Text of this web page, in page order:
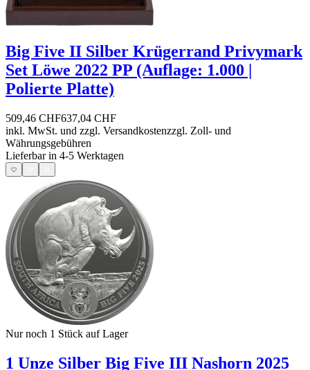
Big Five II Silber Krügerrand Privymark
Set Löwe 2022 PP (Auflage: 1.000 |
Polierte Platte)
509,46 CHF637,04 CHF
inkl. MwSt. und zzgl. Versandkostenzzgl. Zoll- und
Währungsgebühren
Lieferbar in 4-5 Werktagen
Nur noch 1 Stück auf Lager
1 Unze Silber Big Five III Nashorn 2025